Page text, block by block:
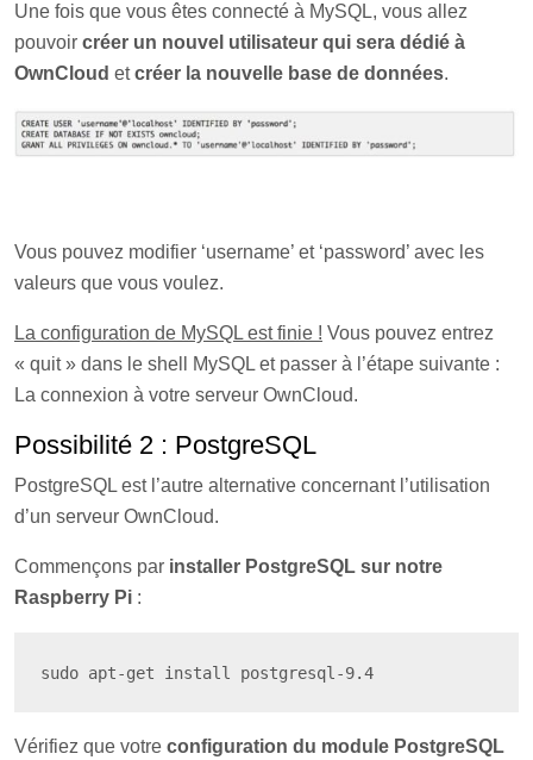
Une fois que vous êtes connecté à MySQL, vous allez
pouvoir créer un nouvel utilisateur qui sera dédié à
OwnCloud etcréer la nouvelle base de données.
Vous pouvez modifier ‘username’ et ‘password’ avec les
valeurs que vous voulez.
La configuration de MySQL est finie ! Vous pouvez entrez
« quit » dans le shell MySQL et passer à l’étape suivante :
La connexion à votre serveur OwnCloud.
Possibilité 2 : PostgreSQL
PostgreSQL est l’autre alternative concernant l’utilisation
d’un serveur OwnCloud.
Commençons par installer PostgreSQL sur notre
Raspberry Pi :
sudo apt-get install postgresql-9.4
Vérifiez que votre configuration du module PostgreSQL